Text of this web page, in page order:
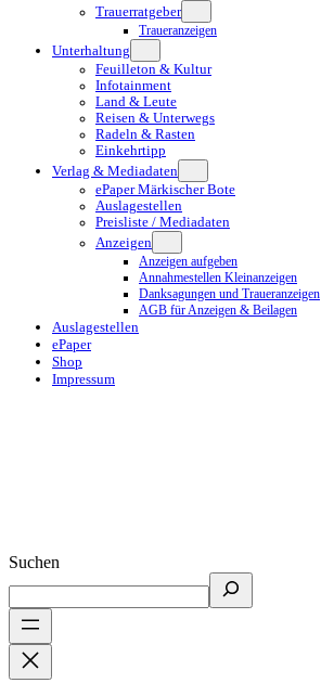
Trauerratgeber
Traueranzeigen
Unterhaltung
Feuilleton & Kultur
Infotainment
Land & Leute
Reisen & Unterwegs
Radeln & Rasten
Einkehrtipp
Verlag & Mediadaten
ePaper Märkischer Bote
Auslagestellen
Preisliste / Mediadaten
Anzeigen
Anzeigen aufgeben
Annahmestellen Kleinanzeigen
Danksagungen und Traueranzeigen
AGB für Anzeigen & Beilagen
Auslagestellen
ePaper
Shop
Impressum
Suchen